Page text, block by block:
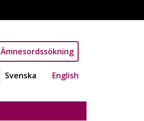
Ämnesordssökning
Svenska English